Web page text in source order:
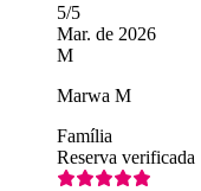
5/5
Mar. de 2026
M
Marwa M
Família
Reserva verificada